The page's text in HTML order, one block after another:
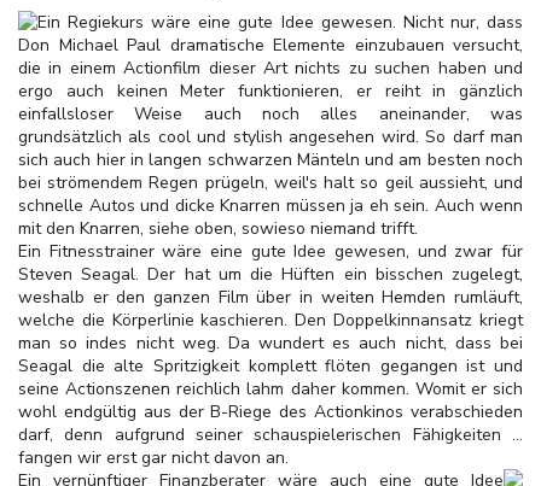
Ein Regiekurs wäre eine gute Idee gewesen. Nicht nur, dass
Don Michael Paul dramatische Elemente einzubauen versucht,
die in einem Actionfilm dieser Art nichts zu suchen haben und
ergo auch keinen Meter funktionieren, er reiht in gänzlich
einfallsloser Weise auch noch alles aneinander, was
grundsätzlich als cool und stylish angesehen wird. So darf man
sich auch hier in langen schwarzen Mänteln und am besten noch
bei strömendem Regen prügeln, weil's halt so geil aussieht, und
schnelle Autos und dicke Knarren müssen ja eh sein. Auch wenn
mit den Knarren, siehe oben, sowieso niemand trifft.
Ein Fitnesstrainer wäre eine gute Idee gewesen, und zwar für
Steven Seagal. Der hat um die Hüften ein bisschen zugelegt,
weshalb er den ganzen Film über in weiten Hemden rumläuft,
welche die Körperlinie kaschieren. Den Doppelkinnansatz kriegt
man so indes nicht weg. Da wundert es auch nicht, dass bei
Seagal die alte Spritzigkeit komplett flöten gegangen ist und
seine Actionszenen reichlich lahm daher kommen. Womit er sich
wohl endgültig aus der B-Riege des Actionkinos verabschieden
darf, denn aufgrund seiner schauspielerischen Fähigkeiten …
fangen wir erst gar nicht davon an.
Ein vernünftiger Finanzberater wäre auch eine gute Idee